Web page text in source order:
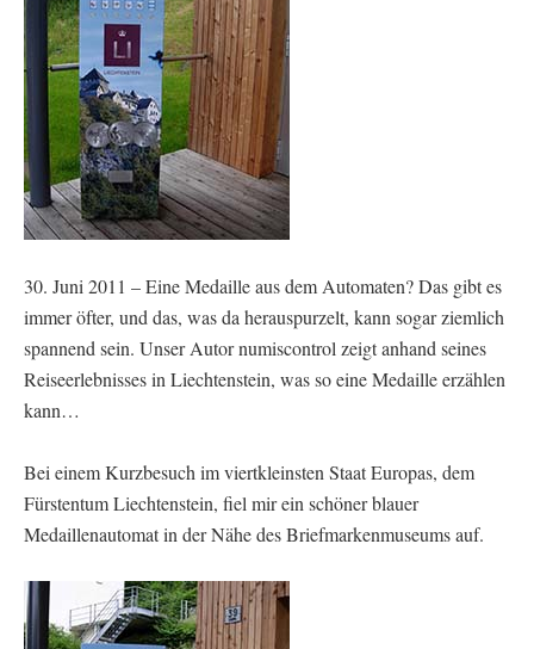
30. Juni 2011 – Eine Medaille aus dem Automaten? Das gibt es
immer öfter, und das, was da herauspurzelt, kann sogar ziemlich
spannend sein. Unser Autor numiscontrol zeigt anhand seines
Reiseerlebnisses in Liechtenstein, was so eine Medaille erzählen
kann…
Bei einem Kurzbesuch im viertkleinsten Staat Europas, dem
Fürstentum Liechtenstein, fiel mir ein schöner blauer
Medaillenautomat in der Nähe des Briefmarkenmuseums auf.